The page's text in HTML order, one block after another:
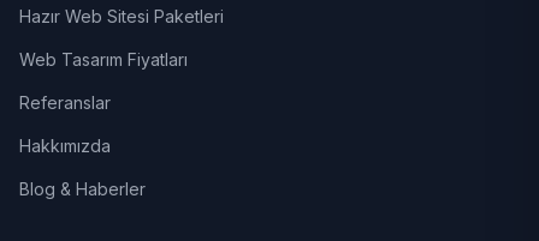
Hazır Web Sitesi Paketleri
Web Tasarım Fiyatları
Referanslar
Hakkımızda
Blog & Haberler